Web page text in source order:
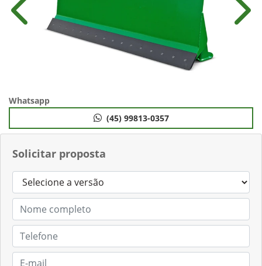
Solicitar proposta
Anterior
Whatsapp
(45) 99813-0357